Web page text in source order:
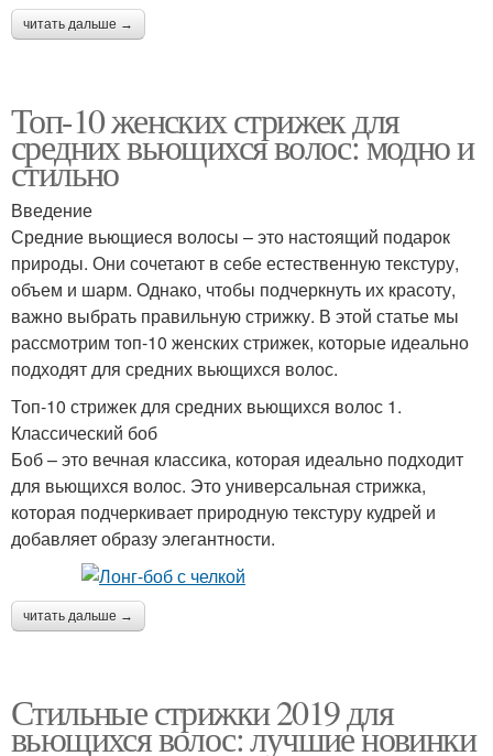
читать дальше →
Топ-10 женских стрижек для
средних вьющихся волос: модно и
стильно
Введение
Средние вьющиеся волосы – это настоящий подарок
природы. Они сочетают в себе естественную текстуру,
объем и шарм. Однако, чтобы подчеркнуть их красоту,
важно выбрать правильную стрижку. В этой статье мы
рассмотрим топ-10 женских стрижек, которые идеально
подходят для средних вьющихся волос.
Топ-10 стрижек для средних вьющихся волос 1.
Классический боб
Боб – это вечная классика, которая идеально подходит
для вьющихся волос. Это универсальная стрижка,
которая подчеркивает природную текстуру кудрей и
добавляет образу элегантности.
читать дальше →
Стильные стрижки 2019 для
вьющихся волос: лучшие новинки